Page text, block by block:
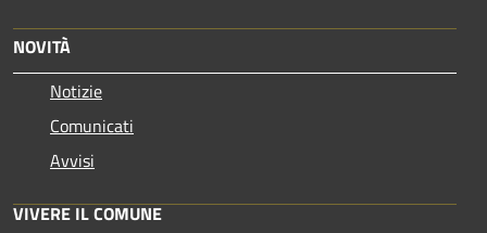
NOVITÀ
Notizie
Comunicati
Avvisi
VIVERE IL COMUNE